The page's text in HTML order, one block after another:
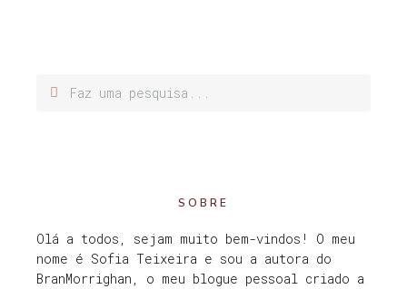
SOBRE
Olá a todos, sejam muito bem-vindos! O meu
nome é Sofia Teixeira e sou a autora do
BranMorrighan, o meu blogue pessoal criado a